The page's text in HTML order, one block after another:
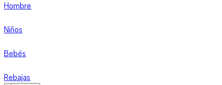
Hombre
Niños
Bebés
Rebajas